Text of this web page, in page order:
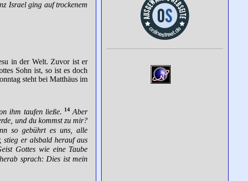
Israel ging auf trockenem
in der Welt. Zuvor ist er
Sohn ist, so ist es doch
steht bei Matthäus im
ihm taufen ließe. 14 Aber
und du kommst zu mir?
so gebührt es uns, alle
stieg er alsbald herauf aus
Gottes wie eine Taube
sprach: Dies ist mein